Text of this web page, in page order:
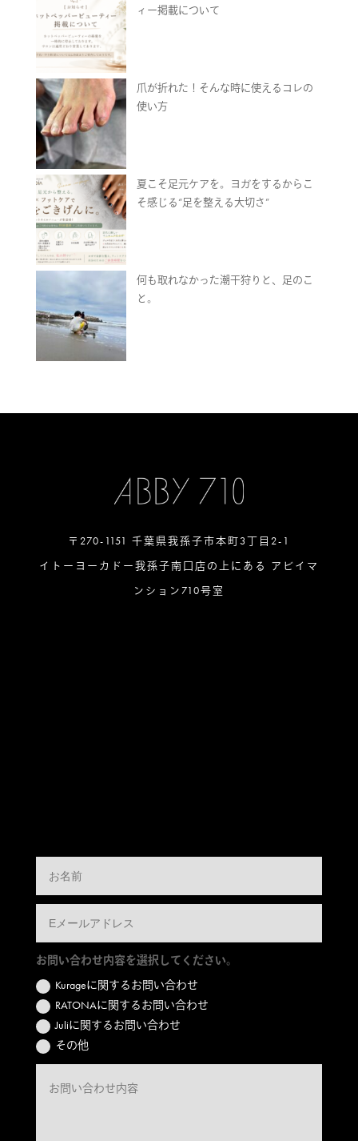
ィー掲載について
爪が折れた！そんな時に使えるコレの
使い方
夏こそ足元ケアを。ヨガをするからこ
そ感じる“足を整える大切さ”
何も取れなかった潮干狩りと、足のこ
と。
〒270-1151 千葉県我孫子市本町3丁目2-1
イトーヨーカドー我孫子南口店の上にある アビイマ
ンション710号室
お問い合わせ内容を選択してください。
Kurageに関するお問い合わせ
RATONAに関するお問い合わせ
Juliに関するお問い合わせ
その他